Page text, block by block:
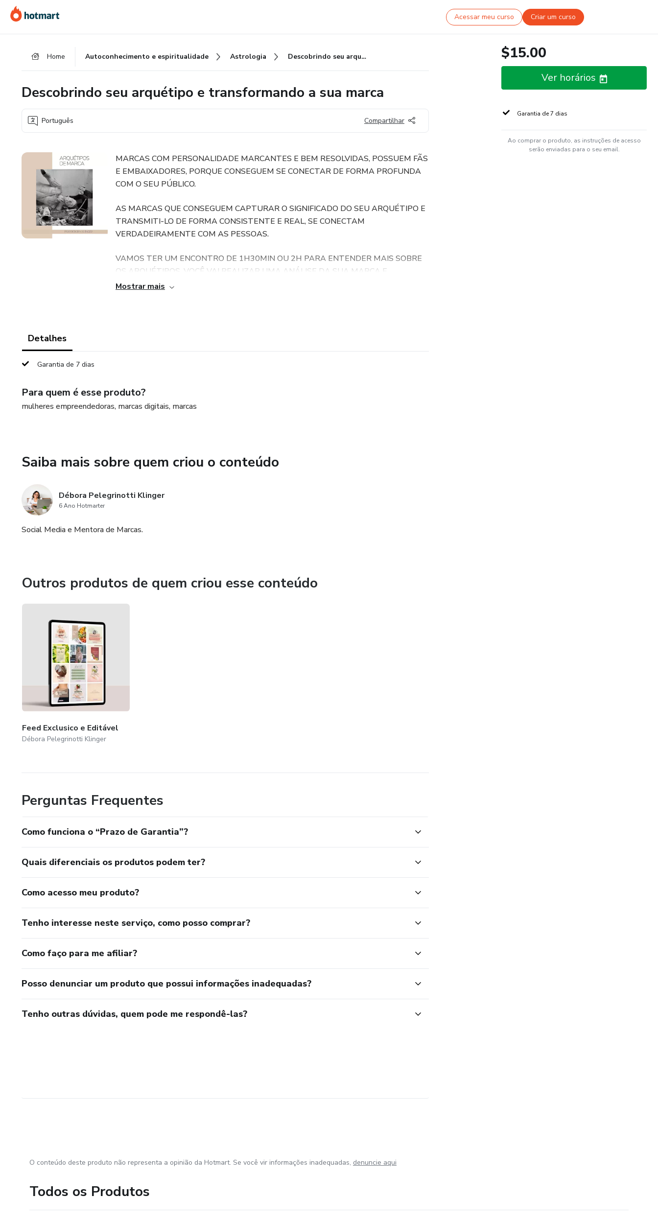
para
o
para
o
para
o
Acessar meu curso Criar um curso
Home Autoconhecimento e espiritualidade Astrologia Descobrindo seu arquétipo e transformando a sua marca
Descobrindo seu arquétipo e transformando a sua marca
Português Compartilhar
MARCAS COM PERSONALIDADE MARCANTES E BEM RESOLVIDAS, POSSUEM FÃS
E EMBAIXADORES, PORQUE CONSEGUEM SE CONECTAR DE FORMA PROFUNDA
COM O SEU PÚBLICO.
AS MARCAS QUE CONSEGUEM CAPTURAR O SIGNIFICADO DO SEU ARQUÉTIPO E
TRANSMITI-LO DE FORMA CONSISTENTE E REAL, SE CONECTAM
VERDADEIRAMENTE COM AS PESSOAS.
VAMOS TER UM ENCONTRO DE 1H30MIN OU 2H PARA ENTENDER MAIS SOBRE
OS ARQUÉTIPOS, VOCÊ VAI REALIZAR UMA ANÁLISE DA SUA MARCA E
MERCADO E ASSIM DESCOBRIR QUAL O SIGNIFICADO DA SUA MARCA. VOU TE
Mostrar mais
Detalhes
Garantia de 7 dias
Para quem é esse produto?
mulheres empreendedoras, marcas digitais, marcas
Saiba mais sobre quem criou o conteúdo
Débora Pelegrinotti Klinger
6 Ano Hotmarter
Social Media e Mentora de Marcas.
Outros produtos de quem criou esse conteúdo
Feed Exclusico e Editável
Débora Pelegrinotti Klinger
Perguntas Frequentes
Como funciona o “Prazo de Garantia”?
Quais diferenciais os produtos podem ter?
Como acesso meu produto?
Tenho interesse neste serviço, como posso comprar?
Como faço para me afiliar?
Posso denunciar um produto que possui informações inadequadas?
Tenho outras dúvidas, quem pode me respondê-las?
$15.00
Ver horários
Garantia de 7 dias
Ao comprar o produto, as instruções de acesso
serão enviadas para o seu email.
O conteúdo deste produto não representa a opinião da Hotmart. Se você vir informações inadequadas, denuncie aqui
Todos os Produtos